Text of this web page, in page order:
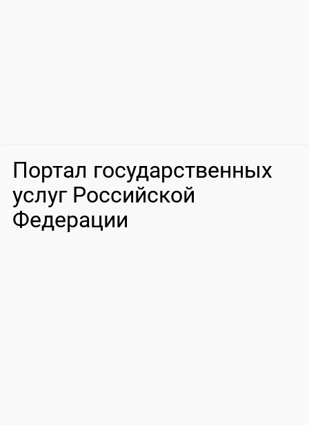
Портал государственных
услуг Российской
Федерации